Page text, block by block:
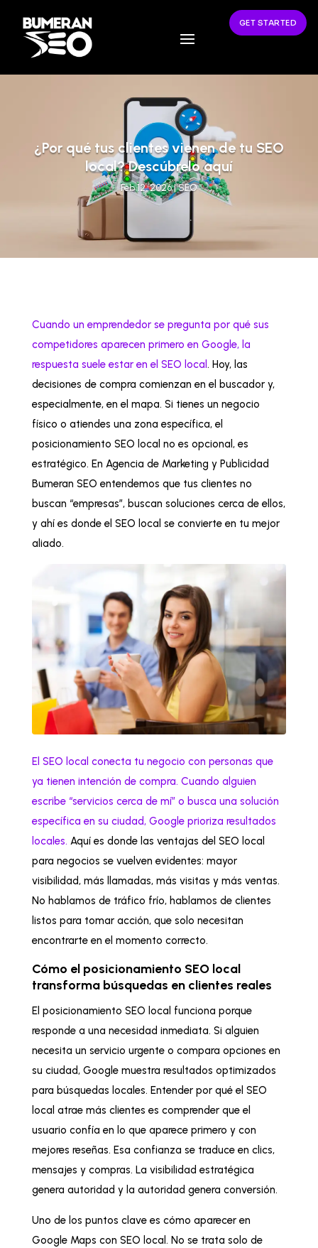
GET STARTED
¿Por qué tus clientes vienen de tu SEO
local? Descúbrelo aquí
Feb 12, 2026|SEO
Cuando un emprendedor se pregunta por qué sus
competidores aparecen primero en Google, la
respuesta suele estar en el SEO local . Hoy, las
decisiones de compra comienzan en el buscador y,
especialmente, en el mapa. Si tienes un negocio
físico o atiendes una zona específica, el
posicionamiento SEO local no es opcional, es
estratégico. En Agencia de Marketing y Publicidad
Bumeran SEO entendemos que tus clientes no
buscan “empresas”, buscan soluciones cerca de ellos,
y ahí es donde el SEO local se convierte en tu mejor
aliado.
El SEO local conecta tu negocio con personas que
ya tienen intención de compra. Cuando alguien
escribe “servicios cerca de mí” o busca una solución
específica en su ciudad, Google prioriza resultados
locales. Aquí es donde las ventajas del SEO local
para negocios se vuelven evidentes: mayor
visibilidad, más llamadas, más visitas y más ventas.
No hablamos de tráfico frío, hablamos de clientes
listos para tomar acción, que solo necesitan
encontrarte en el momento correcto.
Cómo el posicionamiento SEO local
transforma búsquedas en clientes reales
El posicionamiento SEO local funciona porque
responde a una necesidad inmediata. Si alguien
necesita un servicio urgente o compara opciones en
su ciudad, Google muestra resultados optimizados
para búsquedas locales. Entender por qué el SEO
local atrae más clientes es comprender que el
usuario confía en lo que aparece primero y con
mejores reseñas. Esa confianza se traduce en clics,
mensajes y compras. La visibilidad estratégica
genera autoridad y la autoridad genera conversión.
Uno de los puntos clave es cómo aparecer en
Google Maps con SEO local. No se trata solo de